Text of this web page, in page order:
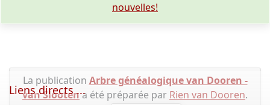
nouvelles!
La publication Arbre généalogique van Dooren -
van Slootena été préparée par Rien van Dooren.
Liens directs ...